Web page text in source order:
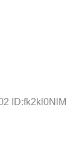
ID:fk2kl0NlM